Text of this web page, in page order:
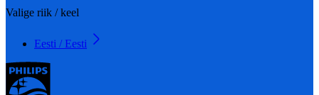
Valige riik / keel
Eesti / Eesti